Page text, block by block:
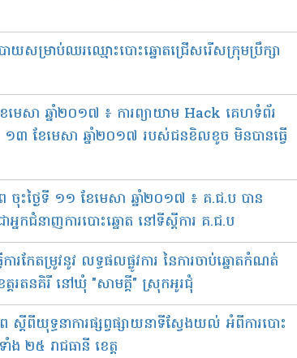
យ​សម្រាប់​ឈរ​ឈ្មោះ​បោះ​ឆ្នោត​ជ្រើស​រើស​ក្រុម​ប្រឹក្សា​
មេសា ឆ្នាំ​២០១៧ ៖ ការ​ព្យាយាម​ Hack គេហទំព័រ
ខែមេសា ឆ្នាំ២០១៧ របស់​ជន​ខិល​ខូច​ មិន​បាន​ធ្វើ​​​
ះថ្ងៃទី ១១ ខែ​មេសា ឆ្នាំ២០១៧ ៖ គ.ជ.ប បាន​
នក​ជំនាញ​ការ​បោះ​ឆ្នោត​ នៅទី​ស្ដី​ការ​ គ.ជ.ប
ារ​កែ​តម្រូវ​នូវ លទ្ធផល​ផ្លូវ​ការ​ នៃ​ការ​ចាប់​ឆ្នោត​កំណត់​
រតនគិរី នៅឃុំ "សាមគ្គី" ស្រុក​​អូរជុំ
ពី​​យុទ្ធនាការ​ផ្សព្វផ្សាយ​នាទី​ស្វែង​យល់​ អំពី​ការ​បោះ​
ង ២៥​​ រាជធានី ខេត្ត